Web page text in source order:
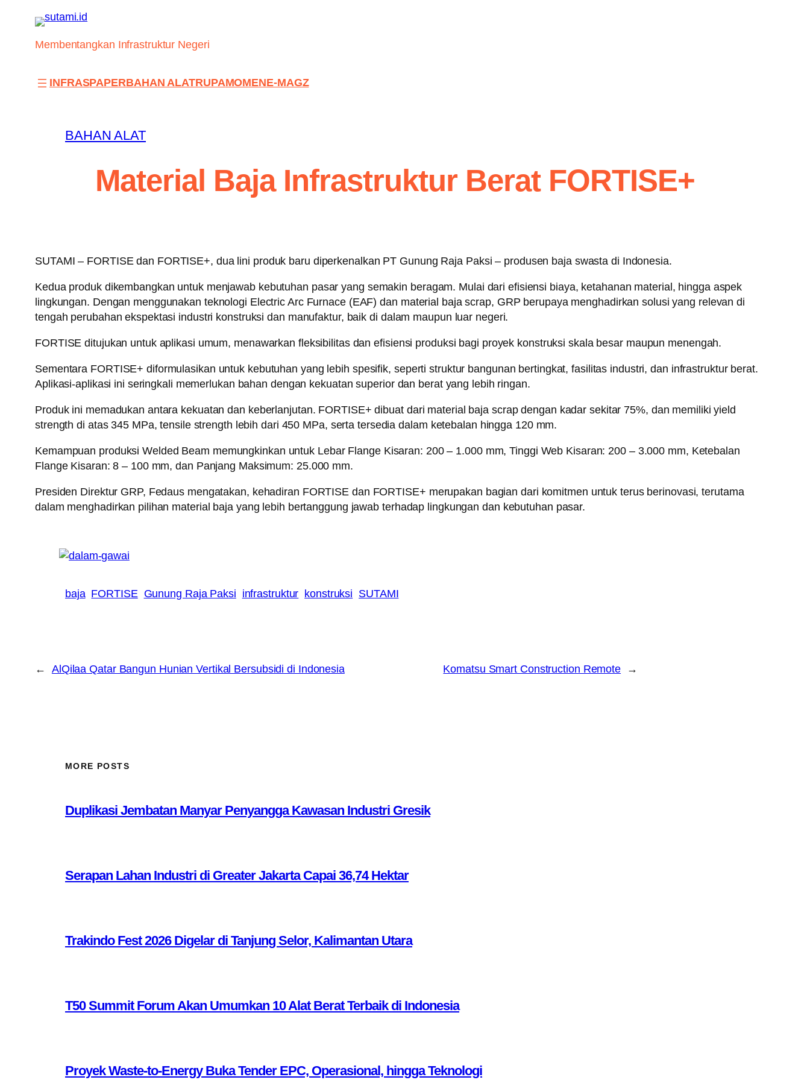
contentMembentangkan Infrastruktur Negeri
INFRASPAPERBAHAN ALATRUPAMOMENE-MAGZ
BAHAN ALAT
Material Baja Infrastruktur Berat FORTISE+
SUTAMI – FORTISE dan FORTISE+, dua lini produk baru diperkenalkan PT Gunung Raja Paksi – produsen baja swasta di Indonesia.
Kedua produk dikembangkan untuk menjawab kebutuhan pasar yang semakin beragam. Mulai dari efisiensi biaya, ketahanan material, hingga aspek
lingkungan. Dengan menggunakan teknologi Electric Arc Furnace (EAF) dan material baja scrap, GRP berupaya menghadirkan solusi yang relevan di
tengah perubahan ekspektasi industri konstruksi dan manufaktur, baik di dalam maupun luar negeri.
FORTISE ditujukan untuk aplikasi umum, menawarkan fleksibilitas dan efisiensi produksi bagi proyek konstruksi skala besar maupun menengah.
Sementara FORTISE+ diformulasikan untuk kebutuhan yang lebih spesifik, seperti struktur bangunan bertingkat, fasilitas industri, dan infrastruktur berat.
Aplikasi-aplikasi ini seringkali memerlukan bahan dengan kekuatan superior dan berat yang lebih ringan.
Produk ini memadukan antara kekuatan dan keberlanjutan. FORTISE+ dibuat dari material baja scrap dengan kadar sekitar 75%, dan memiliki yield
strength di atas 345 MPa, tensile strength lebih dari 450 MPa, serta tersedia dalam ketebalan hingga 120 mm.
Kemampuan produksi Welded Beam memungkinkan untuk Lebar Flange Kisaran: 200 – 1.000 mm, Tinggi Web Kisaran: 200 – 3.000 mm, Ketebalan
Flange Kisaran: 8 – 100 mm, dan Panjang Maksimum: 25.000 mm.
Presiden Direktur GRP, Fedaus mengatakan, kehadiran FORTISE dan FORTISE+ merupakan bagian dari komitmen untuk terus berinovasi, terutama
dalam menghadirkan pilihan material baja yang lebih bertanggung jawab terhadap lingkungan dan kebutuhan pasar.
baja FORTISE Gunung Raja Paksi infrastruktur konstruksi SUTAMI
← AlQilaa Qatar Bangun Hunian Vertikal Bersubsidi di Indonesia Komatsu Smart Construction Remote →
MORE POSTS
Duplikasi Jembatan Manyar Penyangga Kawasan Industri Gresik
Serapan Lahan Industri di Greater Jakarta Capai 36,74 Hektar
Trakindo Fest 2026 Digelar di Tanjung Selor, Kalimantan Utara
T50 Summit Forum Akan Umumkan 10 Alat Berat Terbaik di Indonesia
Proyek Waste-to-Energy Buka Tender EPC, Operasional, hingga Teknologi